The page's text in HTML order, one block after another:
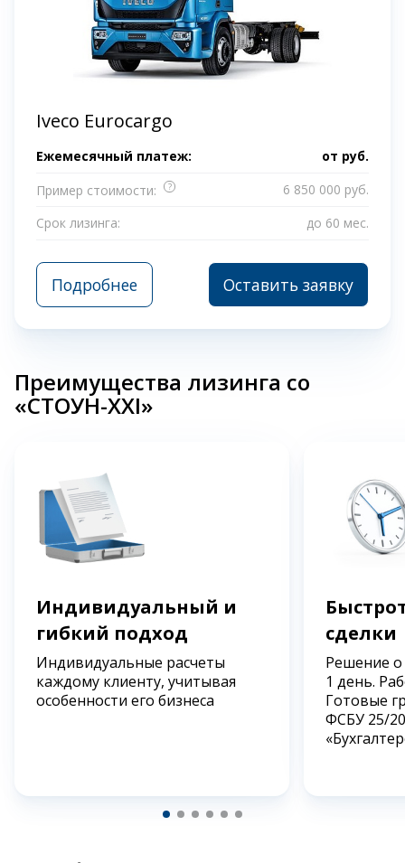
Iveco Eurocargo
Ежемесячный платеж: от руб.
Пример стоимости:
?
6 850 000 руб.
Срок лизинга:
до 60 мес.
Подробнее Оставить заявку
Преимущества лизинга со
«СТОУН-XXI»
Индивидуальный и
гибкий подход
Индивидуальные расчеты
каждому клиенту, учитывая
особенности его бизнеса
сделки
Решение
1 день.
Готовые
ФСБУ 25/